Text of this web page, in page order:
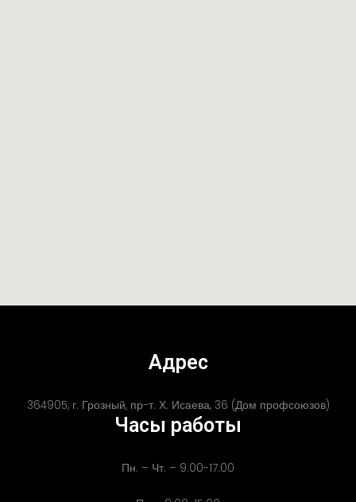
Адрес
364905, г. Грозный, пр-т. Х. Исаева, 36 (Дом профсоюзов)
Часы работы
Пн. – Чт. – 9:00-17:00